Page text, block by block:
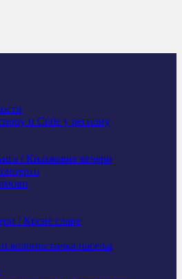
и Србе у региону
/ Књижевне вечери
/ Крсне славе
колонистичка насеља